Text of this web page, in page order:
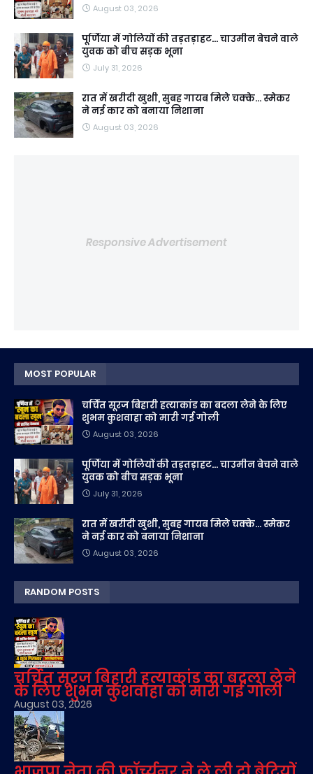
August 03, 2026
पूर्णिया में गोलियों की तड़तड़ाहट... चाउमीन बेचने वाले
युवक को बीच सड़क भूना
July 31, 2026
रात में खरीदी खुशी, सुबह गायब मिले चक्के... स्मेकर
ने नई कार को बनाया निशाना
August 03, 2026
Responsive Advertisement
MOST POPULAR
चर्चित सूरज बिहारी हत्याकांड का बदला लेने के लिए
शुभम कुशवाहा को मारी गई गोली
August 03, 2026
पूर्णिया में गोलियों की तड़तड़ाहट... चाउमीन बेचने वाले
युवक को बीच सड़क भूना
July 31, 2026
रात में खरीदी खुशी, सुबह गायब मिले चक्के... स्मेकर
ने नई कार को बनाया निशाना
August 03, 2026
RANDOM POSTS
चर्चित सूरज बिहारी हत्याकांड का बदला लेने
के लिए शुभम कुशवाहा को मारी गई गोली
August 03, 2026